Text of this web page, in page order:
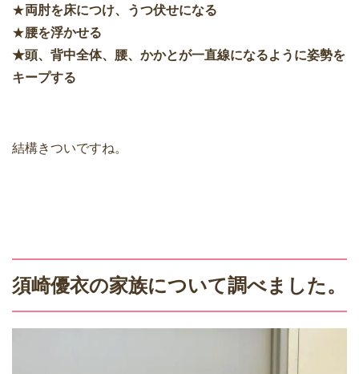
★両肘を床につけ、うつ伏せになる
★腰を浮かせる
★頭、背中全体、腰、かかとが一直線になるように姿勢を
キープする
結構きついですね。
須崎優衣の家族について調べました。